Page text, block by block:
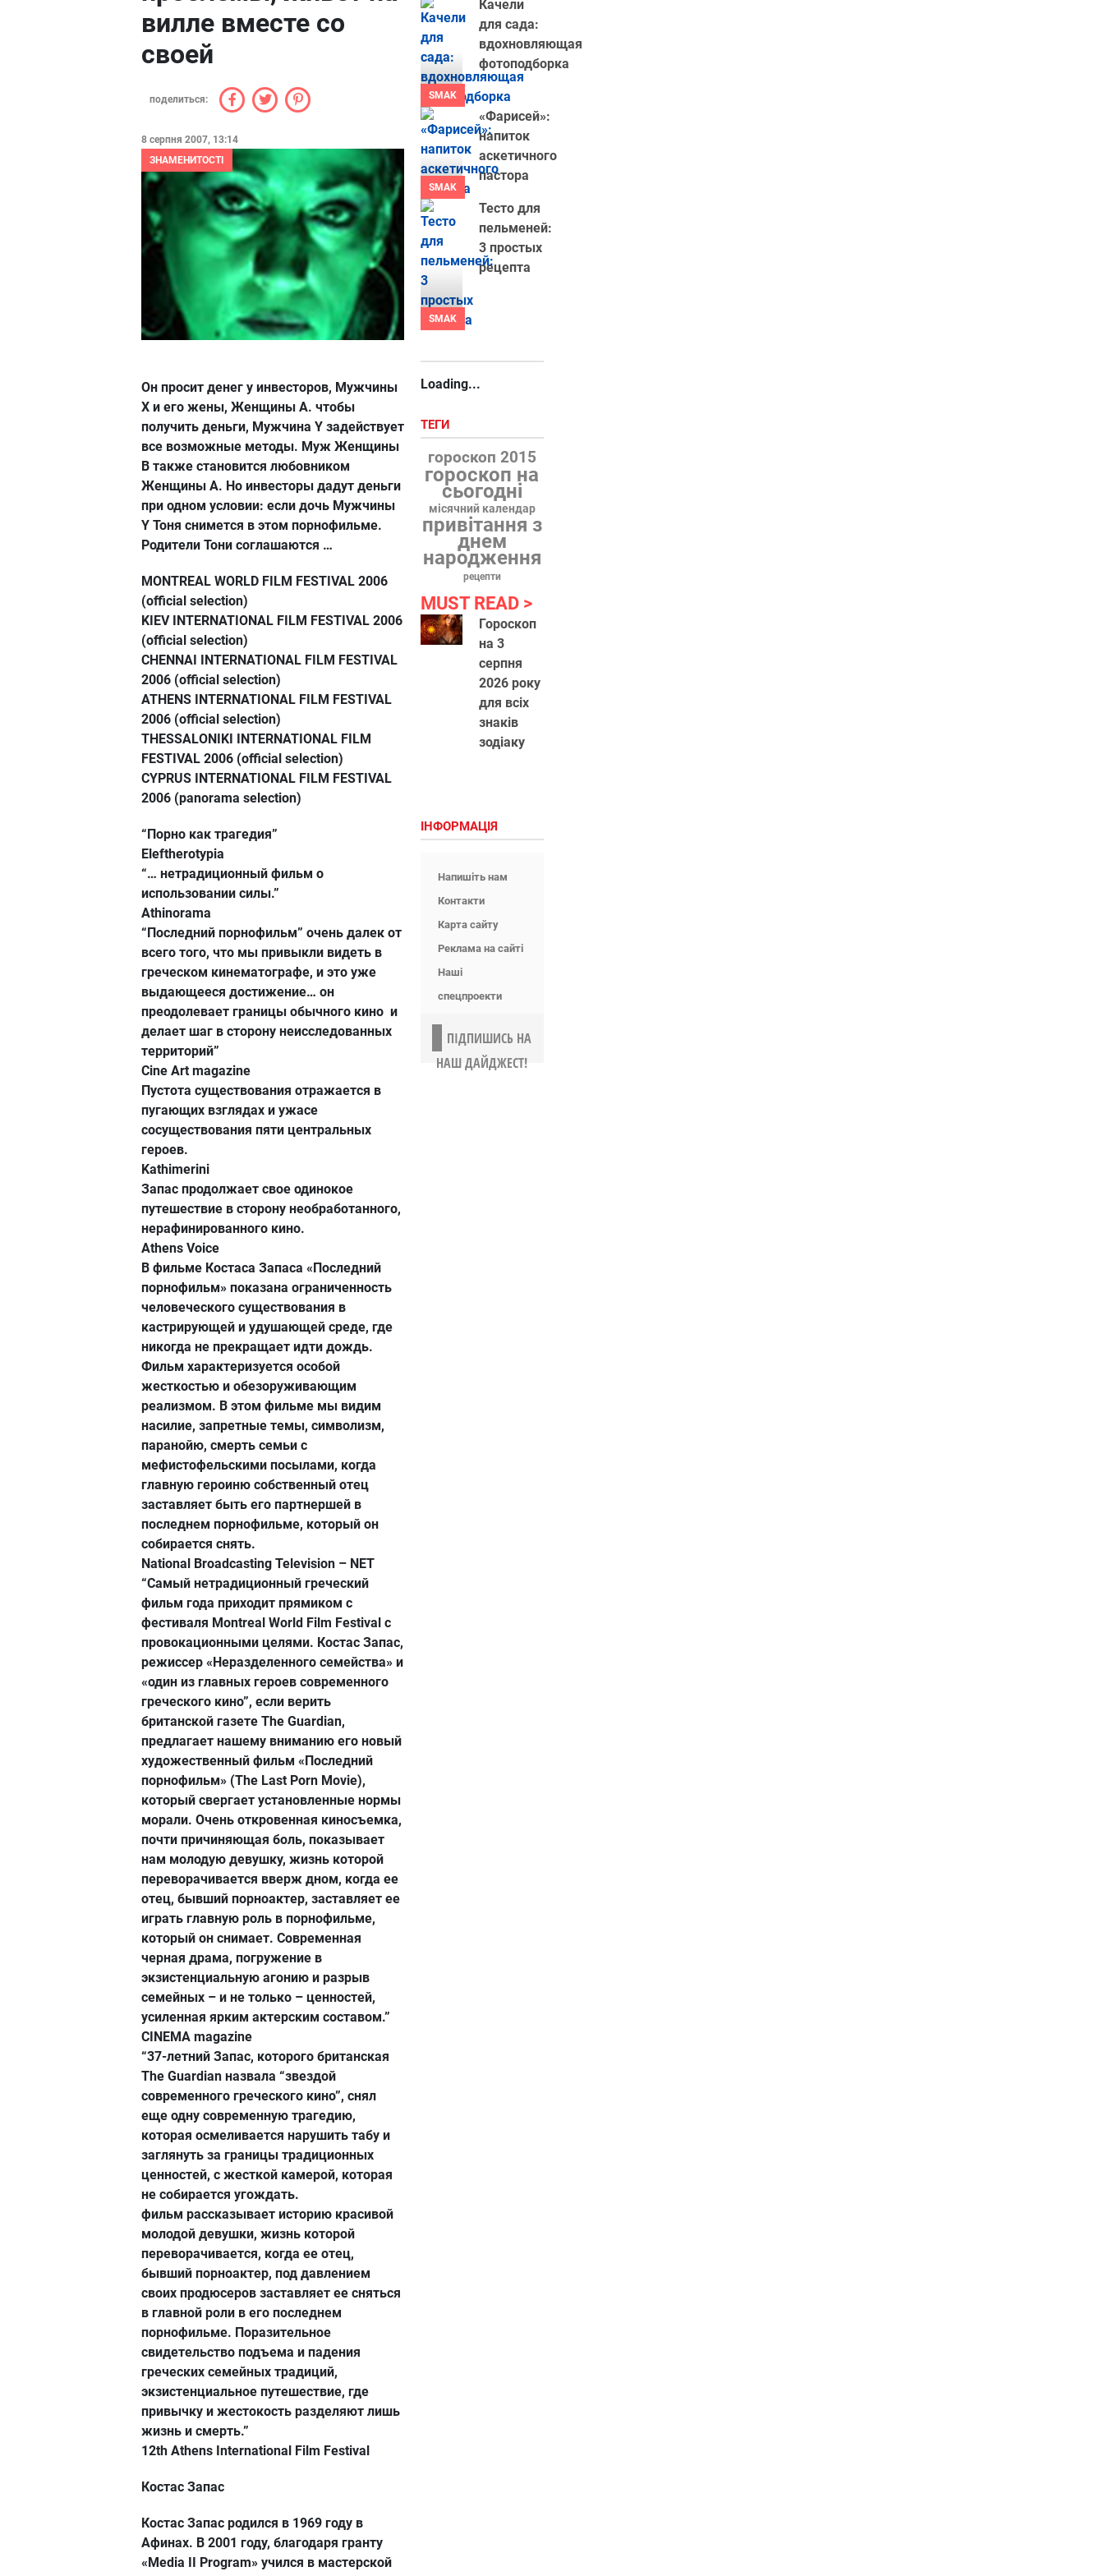
вилле вместе со
своей
поделиться:
8 серпня 2007, 13:14
ЗНАМЕНИТОСТІ
Он просит денег у инвесторов, Мужчины
X и его жены, Женщины A. чтобы
получить деньги, Мужчина Y задействует
все возможные методы. Муж Женщины
B также становится любовником
Женщины A. Но инвесторы дадут деньги
при одном условии: если дочь Мужчины
Y Тоня снимется в этом порнофильме.
Родители Тони соглашаются …
MONTREAL WORLD FILM FESTIVAL 2006
(official selection)
KIEV INTERNATIONAL FILM FESTIVAL 2006
(official selection)
CHENNAI INTERNATIONAL FILM FESTIVAL
2006 (official selection)
ATHENS INTERNATIONAL FILM FESTIVAL
2006 (official selection)
THESSALONIKI INTERNATIONAL FILM
FESTIVAL 2006 (official selection)
CYPRUS INTERNATIONAL FILM FESTIVAL
2006 (panorama selection)
“Порно как трагедия”
Eleftherotypia
“… нетрадиционный фильм о
использовании силы.”
Athinorama
“Последний порнофильм” очень далек от
всего того, что мы привыкли видеть в
греческом кинематографе, и это уже
выдающееся достижение… он
преодолевает границы обычного кино и
делает шаг в сторону неисследованных
территорий”
Cine Art magazine
Пустота существования отражается в
пугающих взглядах и ужасе
сосуществования пяти центральных
героев.
Kathimerini
Запас продолжает свое одинокое
путешествие в сторону необработанного,
нерафинированного кино.
Athens Voice
В фильме Костаса Запаса «Последний
порнофильм» показана ограниченность
человеческого существования в
кастрирующей и удушающей среде, где
никогда не прекращает идти дождь.
Фильм характеризуется особой
жесткостью и обезоруживающим
реализмом. В этом фильме мы видим
насилие, запретные темы, символизм,
паранойю, смерть семьи с
мефистофельскими посылами, когда
главную героиню собственный отец
заставляет быть его партнершей в
последнем порнофильме, который он
собирается снять.
National Broadcasting Television – ΝΕΤ
“Самый нетрадиционный греческий
фильм года приходит прямиком с
фестиваля Montreal World Film Festival с
провокационными целями. Костас Запас,
режиссер «Неразделенного семейства» и
«один из главных героев современного
греческого кино”, если верить
британской газете The Guardian,
предлагает нашему вниманию его новый
художественный фильм «Последний
порнофильм» (The Last Porn Movie),
который свергает установленные нормы
морали. Очень откровенная киносъемка,
почти причиняющая боль, показывает
нам молодую девушку, жизнь которой
переворачивается вверж дном, когда ее
отец, бывший порноактер, заставляет ее
играть главную роль в порнофильме,
который он снимает. Современная
черная драма, погружение в
экзистенциальную агонию и разрыв
семейных – и не только – ценностей,
усиленная ярким актерским составом.”
CINEMA magazine
“37-летний Запас, которого британская
The Guardian назвала “звездой
современного греческого кино”, снял
еще одну современную трагедию,
которая осмеливается нарушить табу и
заглянуть за границы традиционных
ценностей, с жесткой камерой, которая
не собирается угождать.
фильм рассказывает историю красивой
молодой девушки, жизнь которой
переворачивается, когда ее отец,
бывший порноактер, под давлением
своих продюсеров заставляет ее сняться
в главной роли в его последнем
порнофильме. Поразительное
свидетельство подъема и падения
греческих семейных традиций,
экзистенциальное путешествие, где
привычку и жестокость разделяют лишь
жизнь и смерть.”
12th Athens International Film Festival
Костас Запас
Костас Запас родился в 1969 году в
Афинах. В 2001 году, благодаря гранту
«Media II Program» учился в мастерской
SMAK
Качели
для сада:
вдохновляющая
фотоподборка
SMAK
«Фарисей»:
напиток
аскетичного
пастора
SMAK
Тесто для
пельменей:
3 простых
рецепта
Loading...
ТЕГИ
гороскоп 2015
гороскоп на
сьогодні
місячний календар
привітання з
днем
народження
рецепти
MUST READ
Гороскоп
на 3
серпня
2026 року
для всіх
знаків
зодіаку
ІНФОРМАЦІЯ
Напишіть нам
Контакти
Карта сайту
Реклама на сайті
Наші
спецпроекти
ПІДПИШИСЬ НА
НАШ ДАЙДЖЕСТ!